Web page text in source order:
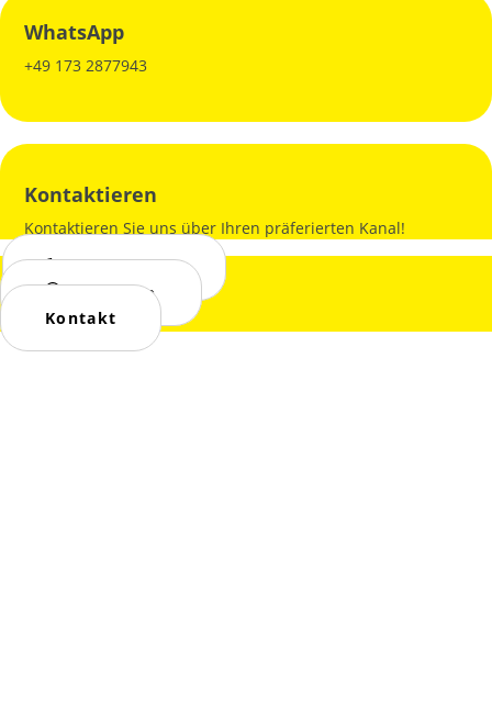
WhatsApp
+49 173 2877943
Kontaktieren
Kontaktieren Sie uns über Ihren präferierten Kanal!
01732877943
WhatsApp
Kontakt